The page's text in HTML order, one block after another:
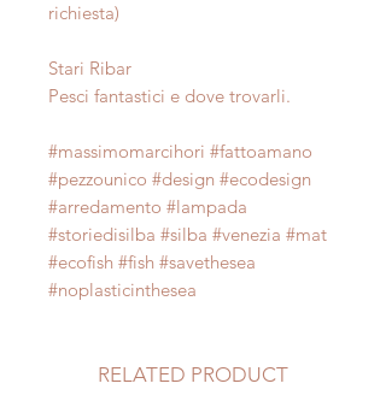
richiesta)
Stari Ribar
Pesci fantastici e dove trovarli.
#massimomarcihori #fattoamano
#pezzounico #design #ecodesign
#arredamento #lampada
#storiedisilba #silba #venezia #mat
#ecofish #fish #savethesea
#noplasticinthesea
RELATED PRODUCT